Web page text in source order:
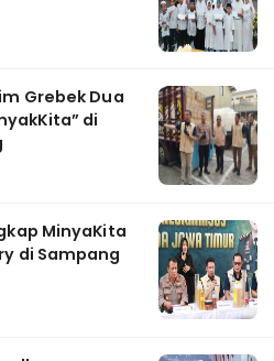
Grebek Dua
di
MinyaKita
di Sampang